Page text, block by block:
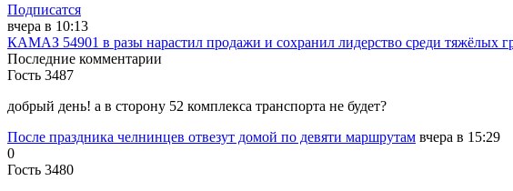
Подписатся
вчера в 10:13
КАМАЗ 54901 в разы нарастил продажи и сохранил лидерство среди тяжёлых
Последние комментарии
Гость 3487
добрый день! а в сторону 52 комплекса транспорта не будет?
После праздника челнинцев отвезут домой по девяти маршрутам вчера в 15:29
0
Гость 3480